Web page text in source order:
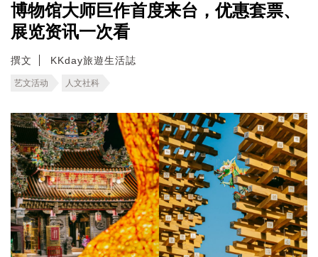
博物馆大师巨作首度来台，优惠套票、
展览资讯一次看
撰文 KKday旅遊生活誌
艺文活动 人文社科